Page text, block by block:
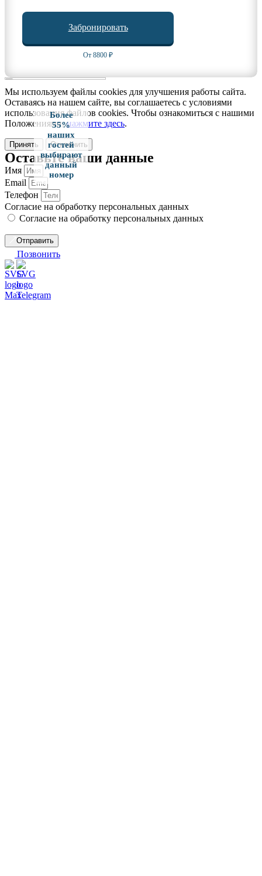
Забронировать
От 8800 ₽
Более
55%
наших
гостей
выбирают
данный
номер
Мы используем файлы cookies для улучшения работы сайта.
Оставаясь на нашем сайте, вы соглашаетесь с условиями
использования файлов cookies. Чтобы ознакомиться с нашими
Положениями,нажмите здесь.
Принять Отклонить
Оставьте ваши данные
Имя
Email
Телефон
Согласие на обработку персональных данных
Согласие на обработку персональных данных
Отправить
Позвонить